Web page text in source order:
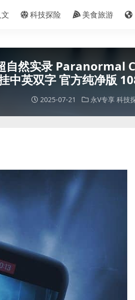
科技探险 美食旅游
自然实录
中英双字 官方纯净版
2025-07-21 永V专享 科技